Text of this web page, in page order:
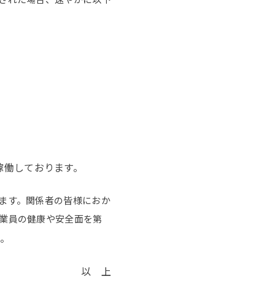
しております。
す。関係者の皆様におか
員の健康や安全面を第
以 上